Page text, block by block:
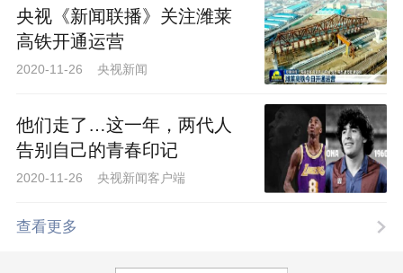
央视《新闻联播》关注潍莱
高铁开通运营
2020-11-26 央视新闻
他们走了…这一年，两代人
告别自己的青春印记
2020-11-26 央视新闻客户端
查看更多